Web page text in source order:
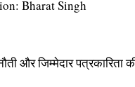
और जिम्मेदार पत्रकारिता